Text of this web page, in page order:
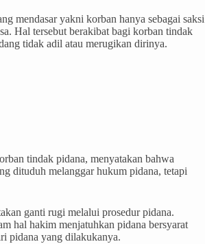
mendasar yakni korban hanya sebagai saksi
Hal tersebut berakibat bagi korban tindak
tidak adil atau merugikan dirinya.
tindak pidana, menyatakan bahwa
dituduh melanggar hukum pidana, tetapi
ganti rugi melalui prosedur pidana.
hal hakim menjatuhkan pidana bersyarat
pidana yang dilakukanya.